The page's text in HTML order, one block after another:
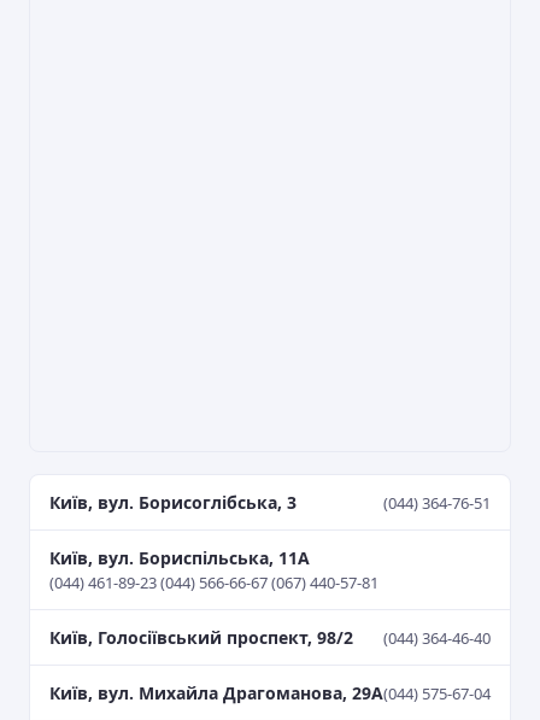
Київ, вул. Борисоглібська, 3 (044) 364-76-51
Київ, вул. Бориспільська, 11А
(044) 461-89-23 (044) 566-66-67 (067) 440-57-81
Київ, Голосіївський проспект, 98/2 (044) 364-46-40
Київ, вул. Михайла Драгоманова, 29А(044) 575-67-04